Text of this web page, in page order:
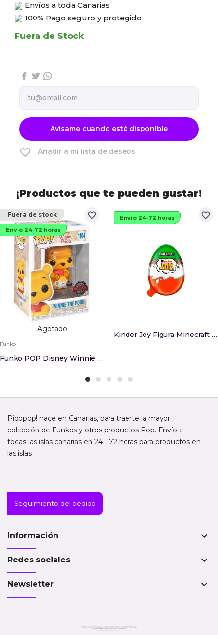
Envíos a toda Canarias
100% Pago seguro y protegido
Fuera de Stock
Avísame cuando esté disponible
favorite_border Añadir a mi lista de deseos
¡Productos que te pueden gustar!
favorite_border
Fuera de stock
Envío 24-72 horas
Agotado
Funko
Funko POP Disney Winnie The Pooh Winnie Exclusive
favorite_border
Envío 24-72 horas
Kinder Joy Figura Minecraft Sorpresa
Pidopop! nace en Canarias, para traerte la mayor
colección de Funkos y otros productos Pop. Envío a
todas las islas canarias en 24 - 72 horas para productos en
las islas
Seguimiento del pedido
Información keyboard_arrow_down
Redes sociales keyboard_arrow_down
Newsletter keyboard_arrow_down